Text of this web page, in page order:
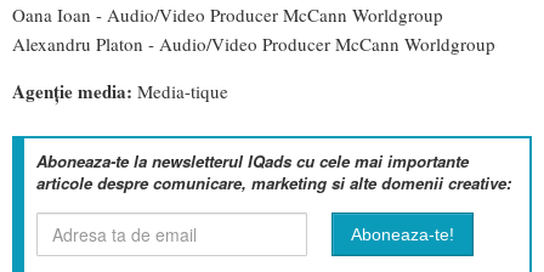
Oana Ioan - Audio/Video Producer McCann Worldgroup
Alexandru Platon - Audio/Video Producer McCann Worldgroup
Agenție media: Media-tique
Aboneaza-te la newsletterul IQads cu cele mai importante
articole despre comunicare, marketing si alte domenii creative: